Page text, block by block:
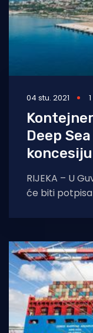
04 stu. 2021
Deep
RIJEKA – U
će biti